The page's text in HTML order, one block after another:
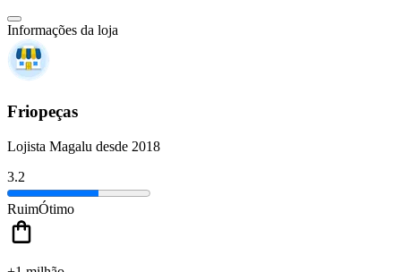
Informações da loja
Friopeças
Lojista Magalu desde 2018
3.2
RuimÓtimo